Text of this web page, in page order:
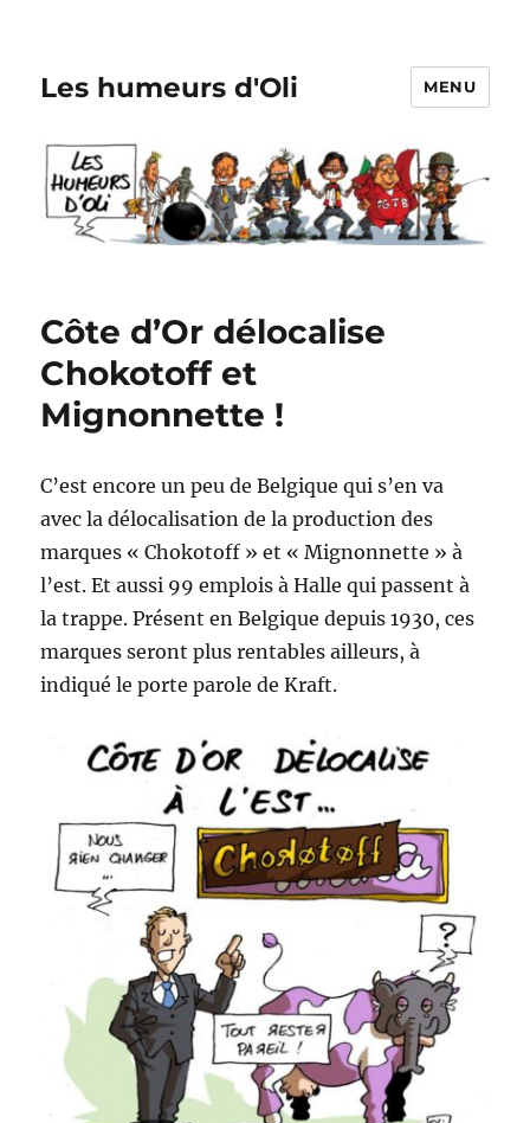
Les humeurs d'Oli MENU
Côte d’Or délocalise
Chokotoff et
Mignonnette !
C’est encore un peu de Belgique qui s’en va
avec la délocalisation de la production des
marques « Chokotoff » et « Mignonnette » à
l’est. Et aussi 99 emplois à Halle qui passent à
la trappe. Présent en Belgique depuis 1930, ces
marques seront plus rentables ailleurs, à
indiqué le porte parole de Kraft.